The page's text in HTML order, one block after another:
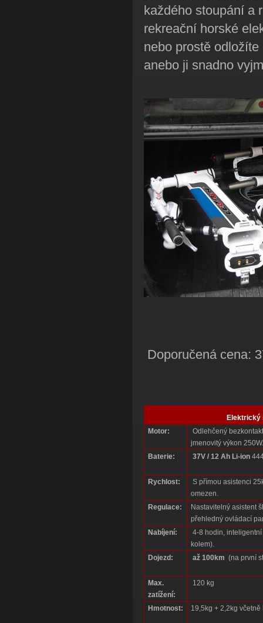
každého stoupání a
rekreační horské
nebo prostě
anebo ji snadno
Doporučená cena:
Elektrický
Motor:
Odlehčený
jmenovitý výkon 250W.
Baterie:
37V / 12 Ah Li-ion
Rychlost:
S přímou asistenci
omezen.
Regulace:
Nastavitelný asistent
přehledný ovládací
Nabíjení:
4-8 hodin,
kolem).
Dojezd:
až 100km (na první
Max.
zatížení:
120 kg
Hmotnost: 19,5kg + 2,2kg